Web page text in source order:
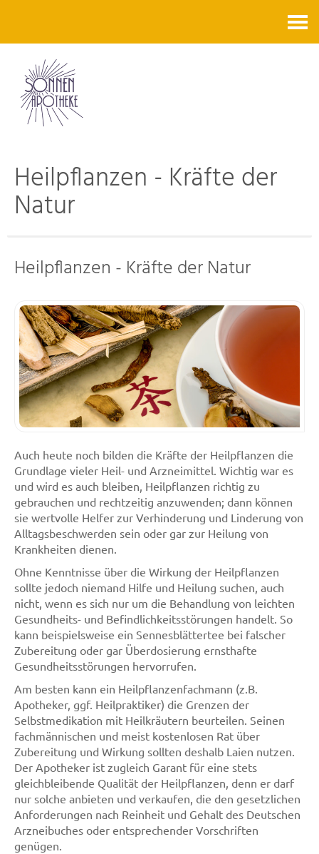
Heilpflanzen - Kräfte der
Natur
Heilpflanzen - Kräfte der Natur
Auch heute noch bilden die Kräfte der Heilpflanzen die
Grundlage vieler Heil- und Arzneimittel. Wichtig war es
und wird es auch bleiben, Heilpflanzen richtig zu
gebrauchen und rechtzeitig anzuwenden; dann können
sie wertvolle Helfer zur Verhinderung und Linderung von
Alltagsbeschwerden sein oder gar zur Heilung von
Krankheiten dienen.
Ohne Kenntnisse über die Wirkung der Heilpflanzen
sollte jedoch niemand Hilfe und Heilung suchen, auch
nicht, wenn es sich nur um die Behandlung von leichten
Gesundheits- und Befindlichkeitsstörungen handelt. So
kann beispielsweise ein Sennesblättertee bei falscher
Zubereitung oder gar Überdosierung ernsthafte
Gesundheitsstörungen hervorrufen.
Am besten kann ein Heilpflanzenfachmann (z.B.
Apotheker, ggf. Heilpraktiker) die Grenzen der
Selbstmedikation mit Heilkräutern beurteilen. Seinen
fachmännischen und meist kostenlosen Rat über
Zubereitung und Wirkung sollten deshalb Laien nutzen.
Der Apotheker ist zugleich Garant für eine stets
gleichbleibende Qualität der Heilpflanzen, denn er darf
nur solche anbieten und verkaufen, die den gesetzlichen
Anforderungen nach Reinheit und Gehalt des Deutschen
Arzneibuches oder entsprechender Vorschriften
genügen.